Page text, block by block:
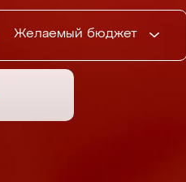
Желаемый бюджет